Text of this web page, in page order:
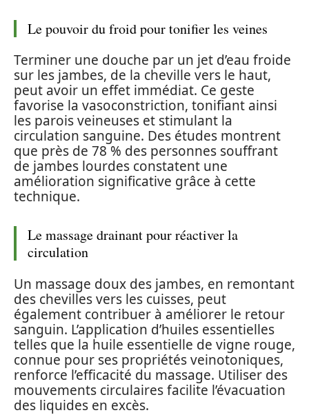
Le pouvoir du froid pour tonifier les veines
Terminer une douche par un jet d’eau froide
sur les jambes, de la cheville vers le haut,
peut avoir un effet immédiat. Ce geste
favorise la vasoconstriction, tonifiant ainsi
les parois veineuses et stimulant la
circulation sanguine. Des études montrent
que près de 78 % des personnes souffrant
de jambes lourdes constatent une
amélioration significative grâce à cette
technique.
Le massage drainant pour réactiver la
circulation
Un massage doux des jambes, en remontant
des chevilles vers les cuisses, peut
également contribuer à améliorer le retour
sanguin. L’application d’huiles essentielles
telles que la huile essentielle de vigne rouge,
connue pour ses propriétés veinotoniques,
renforce l’efficacité du massage. Utiliser des
mouvements circulaires facilite l’évacuation
des liquides en excès.